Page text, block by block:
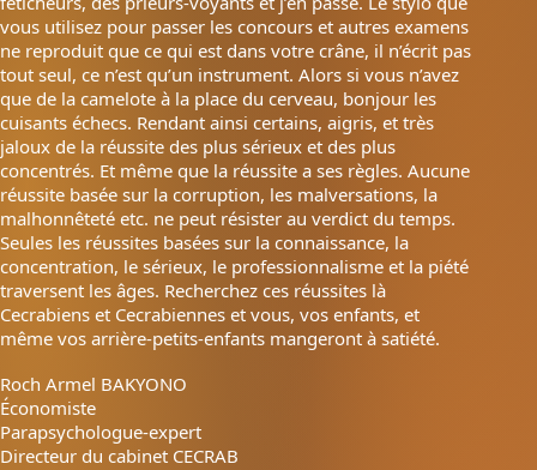
vous utilisez pour passer les concours et autres examens
ne reproduit que ce qui est dans votre crâne, il n’écrit pas
tout seul, ce n’est qu’un instrument. Alors si vous n’avez
que de la camelote à la place du cerveau, bonjour les
cuisants échecs. Rendant ainsi certains, aigris, et très
jaloux de la réussite des plus sérieux et des plus
concentrés. Et même que la réussite a ses règles. Aucune
réussite basée sur la corruption, les malversations, la
malhonnêteté etc. ne peut résister au verdict du temps.
Seules les réussites basées sur la connaissance, la
concentration, le sérieux, le professionnalisme et la piété
traversent les âges. Recherchez ces réussites là
Cecrabiens et Cecrabiennes et vous, vos enfants, et
même vos arrière-petits-enfants mangeront à satiété.
Roch Armel BAKYONO
Économiste
Parapsychologue-expert
Directeur du cabinet CECRAB